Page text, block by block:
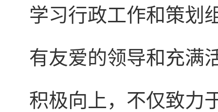
学习行政工作和策划
有友爱的领导和充满
积极向上，不仅致力